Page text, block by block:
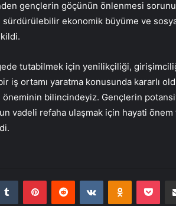
gençlerin göçünün önlenmesi
sürdürülebilir ekonomik büyüme ve
tutabilmek için yenilikçiliği,
iş ortamı yaratma konusunda kararlı
öneminin bilincindeyiz. Gençlerin
vadeli refaha ulaşmak için hayati önem
Tumblr PinterestReddit VKontakte